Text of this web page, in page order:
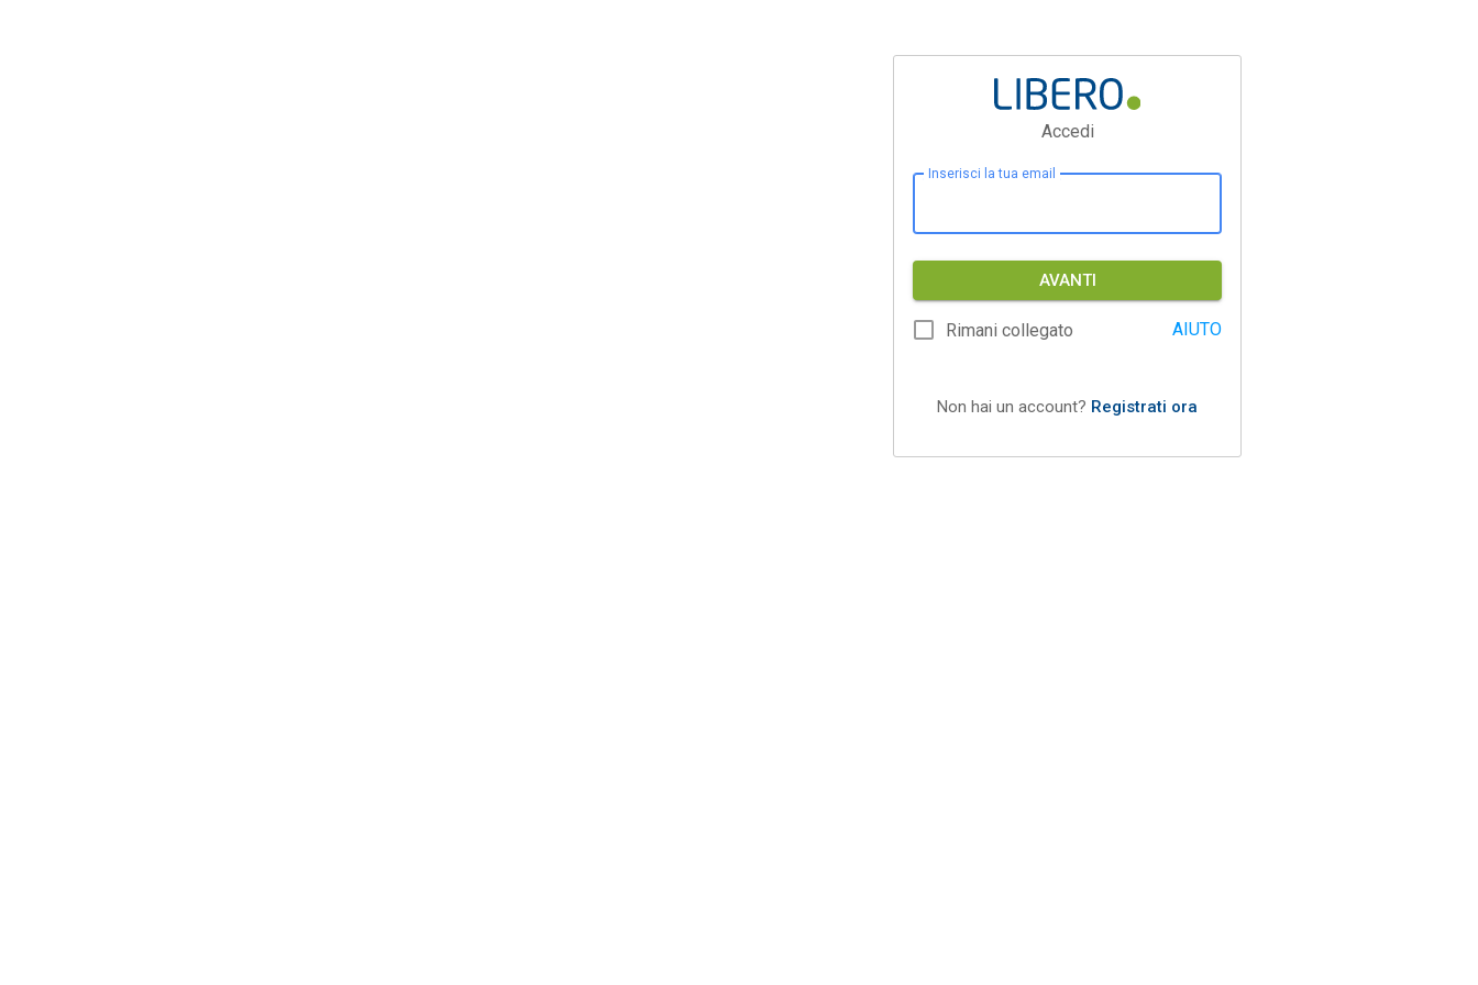
Accedi
Inserisci la tua email
AVANTI
Rimani collegato AIUTO
Non hai un account? Registrati ora